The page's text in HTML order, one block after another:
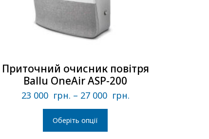
Приточний очисник повітря
Ballu OneAir ASP-200
23 000 грн. – 27 000 грн.
Оберіть опції